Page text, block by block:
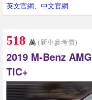
英文官網、 中文官網
518 萬 (新車參考價)
2019 M-Benz AMG
TIC+